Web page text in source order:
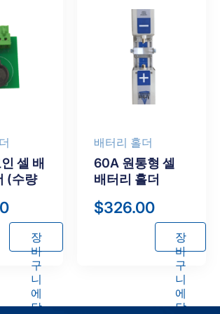
셀 배
(수량
장
바
구
니
에
담
배터리 홀더
60A 원통형 셀
배터리 홀더
$326.00
장
바
구
니
에
담